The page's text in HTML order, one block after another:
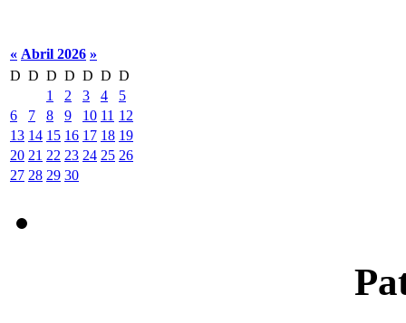
« Abril 2026 »
D D D D D D D
1
2 3 4
5
6
7 8 9 10 11 12
13 14 15 16 17 18 19
20 21 22 23 24 25 26
27 28 29 30